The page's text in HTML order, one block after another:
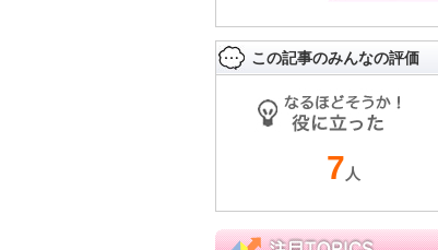
この記事のみんなの評価
7 人